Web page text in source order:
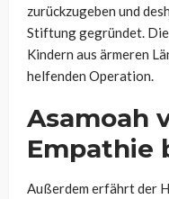
zurückzugeben und
Stiftung gegründet.
Kindern aus ärmeren
helfenden Operation.
Asamoah
Empathie
Außerdem erfährt der